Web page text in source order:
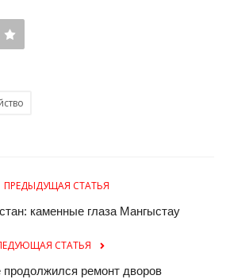
ПРЕДЫДУЩАЯ СТАТЬЯ
каменные глаза Мангыстау
СТАТЬЯ
ремонт дворов